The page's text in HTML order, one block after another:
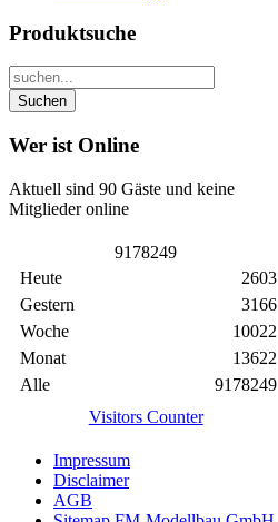
Produktsuche
Wer ist Online
Aktuell sind 90 Gäste und keine
Mitglieder online
91 78249
Heute
Gestern
Woche
Monat
Alle
2603
3166
10022
13622
9178249
Visitors Counter
Impressum
Disclaimer
AGB